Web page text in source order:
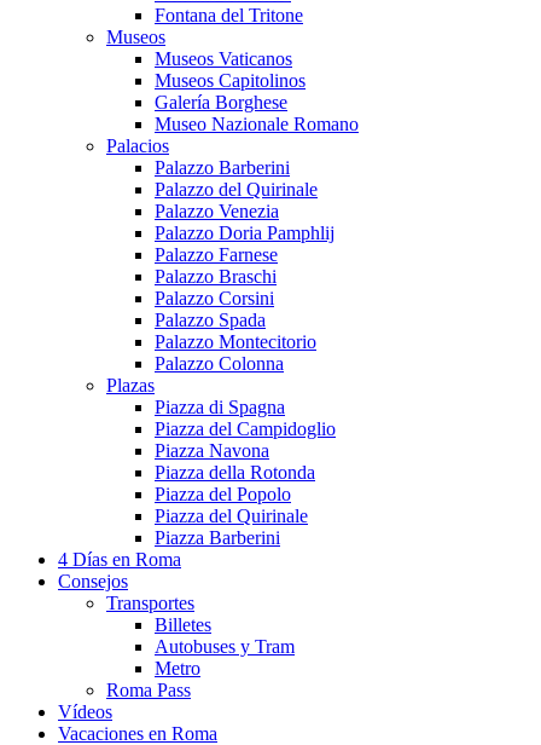
Fontana del Tritone
Museos
Museos Vaticanos
Museos Capitolinos
Galería Borghese
Museo Nazionale Romano
Palacios
Palazzo Barberini
Palazzo del Quirinale
Palazzo Venezia
Palazzo Doria Pamphlij
Palazzo Farnese
Palazzo Braschi
Palazzo Corsini
Palazzo Spada
Palazzo Montecitorio
Palazzo Colonna
Plazas
Piazza di Spagna
Piazza del Campidoglio
Piazza Navona
Piazza della Rotonda
Piazza del Popolo
Piazza del Quirinale
Piazza Barberini
4 Días en Roma
Consejos
Transportes
Billetes
Autobuses y Tram
Metro
Roma Pass
Vídeos
Vacaciones en Roma